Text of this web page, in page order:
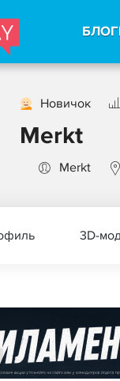
Новичок
Merkt
Merkt
3D-